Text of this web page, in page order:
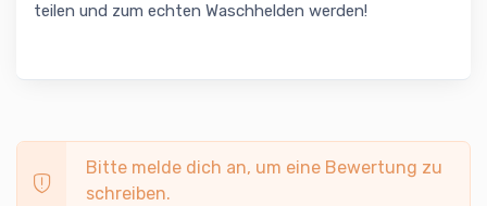
teilen und zum echten Waschhelden werden!
Bitte melde dich an, um eine Bewertung zu
schreiben.